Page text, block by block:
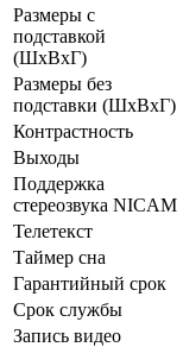
Размеры с
подставкой
(ШxВxГ)
Размеры без
подставки (ШxВxГ)
Контрастность
Выходы
Поддержка
стереозвука NICAM
Телетекст
Таймер сна
Гарантийный срок
Срок службы
Запись видео